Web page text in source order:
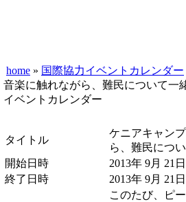
home » 国際協力イベントカレンダー
音楽に触れながら、難民について一
イベントカレンダー
タイトル
ケニアキャン
ら、難民につ
開始日時
2013年 9月 21
終了日時
2013年 9月 21
このたび、ピ